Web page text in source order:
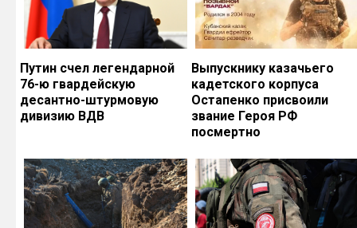
Путин счел легендарной
76-ю гвардейскую
десантно-штурмовую
дивизию ВДВ
Выпускнику казачьего
кадетского корпуса
Остапенко присвоили
звание Героя РФ
посмертно